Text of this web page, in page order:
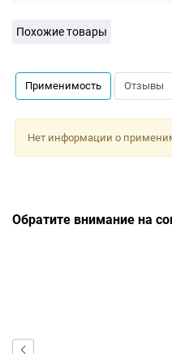
Похожие товары
Применимость Отзывы
Нет информации о
Обратите внимание на